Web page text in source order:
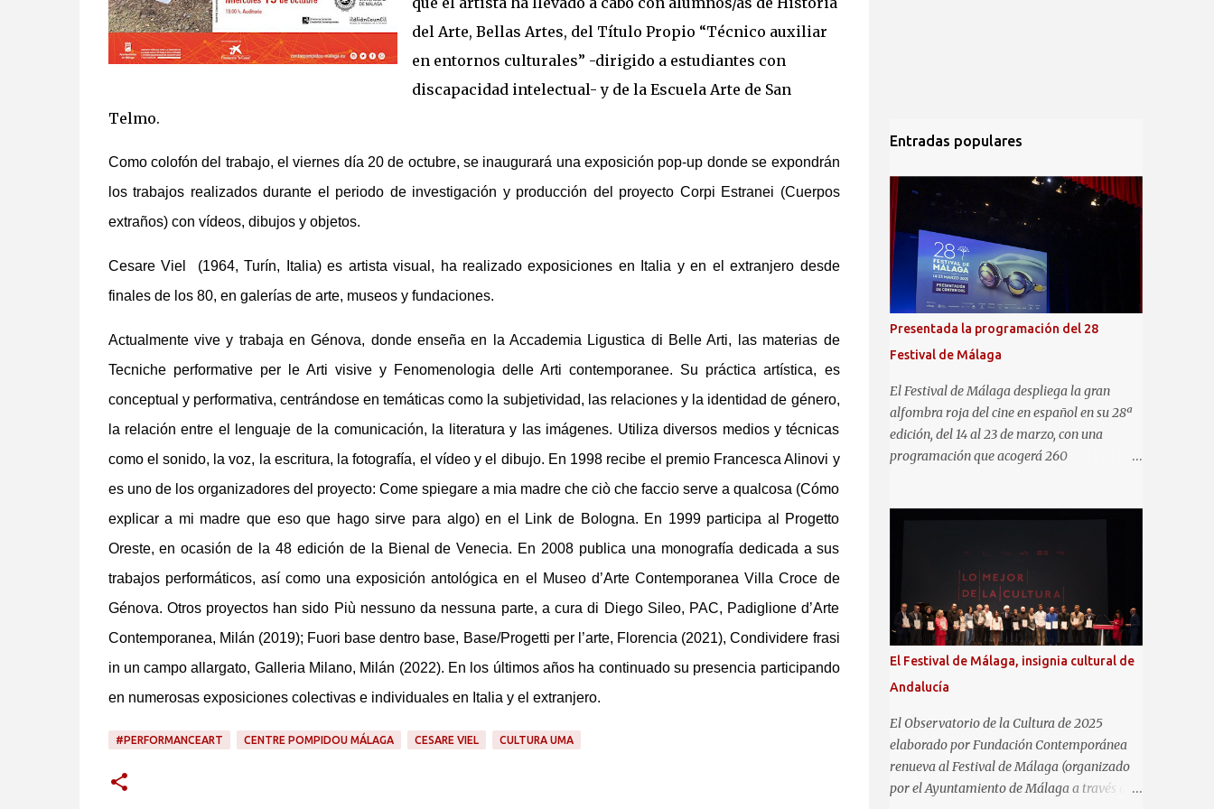
del Arte, Bellas Artes, del Título Propio “Técnico auxiliar
en entornos culturales” -dirigido a estudiantes con
discapacidad intelectual- y de la Escuela Arte de San
Telmo.
Como colofón del trabajo, el viernes día 20 de octubre, se inaugurará una exposición pop-up donde se expondrán
los trabajos realizados durante el periodo de investigación y producción del proyecto Corpi Estranei (Cuerpos
extraños) con vídeos, dibujos y objetos.
Cesare Viel
(1964, Turín, Italia) es artista visual, ha realizado exposiciones en Italia y en el extranjero desde
finales de los 80, en galerías de arte, museos y fundaciones.
Actualmente vive y trabaja en Génova, donde enseña en la Accademia Ligustica di Belle Arti, las materias de
Tecniche performative per le Arti visive y Fenomenologia delle Arti contemporanee. Su práctica artística, es
conceptual y performativa, centrándose en temáticas como la subjetividad, las relaciones y la identidad de género,
la relación entre el lenguaje de la comunicación, la literatura y las imágenes. Utiliza diversos medios y técnicas
como el sonido, la voz, la escritura, la fotografía, el vídeo y el dibujo. En 1998 recibe el premio Francesca Alinovi y
es uno de los organizadores del proyecto: Come spiegare a mia madre che ciò che faccio serve a qualcosa (Cómo
explicar a mi madre que eso que hago sirve para algo) en el Link de Bologna. En 1999 participa al Progetto
Oreste, en ocasión de la 48 edición de la Bienal de Venecia. En 2008 publica una monografía dedicada a sus
trabajos performáticos, así como una exposición antológica en el Museo d’Arte Contemporanea Villa Croce de
Génova. Otros proyectos han sido Più nessuno da nessuna parte, a cura di Diego Sileo, PAC, Padiglione d’Arte
Contemporanea, Milán (2019); Fuori base dentro base, Base/Progetti per l’arte, Florencia (2021), Condividere frasi
in un campo allargato, Galleria Milano, Milán (2022). En los últimos años ha continuado su presencia participando
en numerosas exposiciones colectivas e individuales en Italia y el extranjero.
#PERFORMANCEART CENTRE POMPIDOU MÁLAGA CESARE VIEL CULTURA UMA
Entradas populares
Presentada la programación del 28
Festival de Málaga
El Festival de Málaga despliega la gran
alfombra roja del cine en español en su 28ª
edición, del 14 al 23 de marzo, con una
programación que acogerá 260
cortometrajes, series de TV, etc) y una gran
espacio, La Villa del Mar, en la playa de la
Malagueta. Asimismo, el certamen
malagueño se convertirá de nuevo en punto
de encuentro del audiovisual en español en
su consolidada área de Industria MAFIZ. La
Sección Oficial a concurso incluye 22
películas (15 españolas y 7
latinoamericanas). A ellas hay que sumar 21
películas (16 españolas y 5 latinas) en
sección Oficial no competitiva, incluida la
El Festival de Málaga, insignia cultural de
Andalucía
El Observatorio de la Cultura de 2025
elaborado por Fundación Contemporánea
renueva al Festival de Málaga (organizado
por el Ayuntamiento de Málaga a través de